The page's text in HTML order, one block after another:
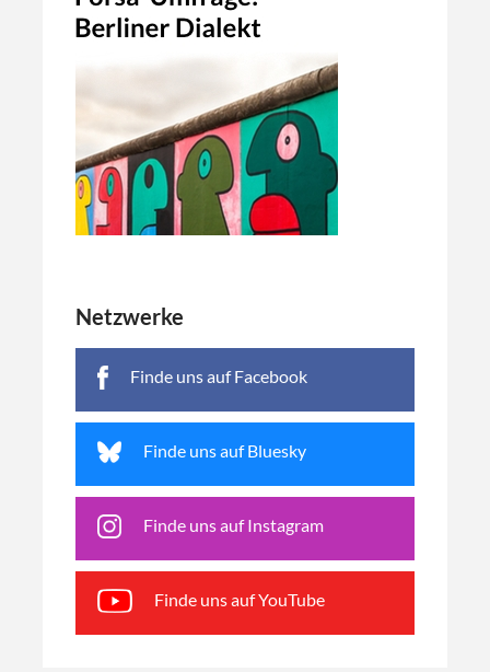
Netzwerke
Finde uns auf Facebook
Finde uns auf Bluesky
Finde uns auf Instagram
Finde uns auf YouTube